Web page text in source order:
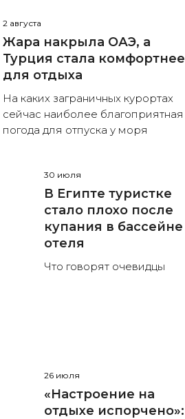
2 августа
Жара накрыла ОАЭ, а
Турция стала комфортнее
для отдыха
На каких заграничных курортах
сейчас наиболее благоприятная
погода для отпуска у моря
30 июля
В Египте туристке
стало плохо после
купания в бассейне
отеля
Что говорят очевидцы
26 июля
«Настроение на
отдыхе испорчено»: